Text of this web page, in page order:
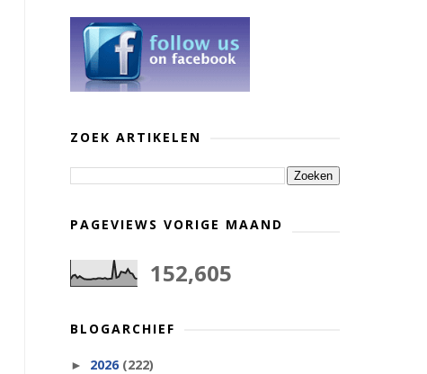
ZOEK ARTIKELEN
PAGEVIEWS VORIGE MAAND
152,605
BLOGARCHIEF
► 2026 (222)